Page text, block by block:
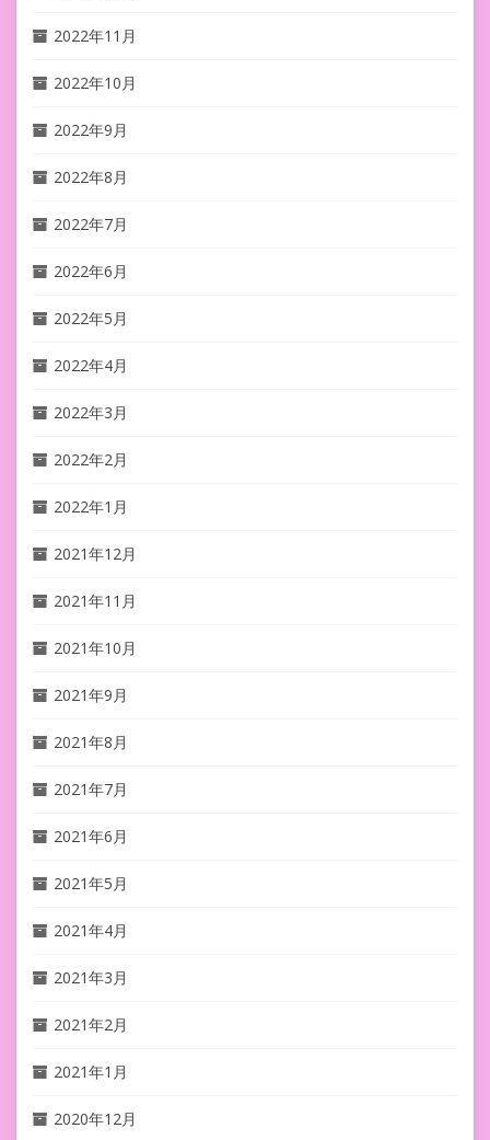
2022年11月
2022年10月
2022年9月
2022年8月
2022年7月
2022年6月
2022年5月
2022年4月
2022年3月
2022年2月
2022年1月
2021年12月
2021年11月
2021年10月
2021年9月
2021年8月
2021年7月
2021年6月
2021年5月
2021年4月
2021年3月
2021年2月
2021年1月
2020年12月